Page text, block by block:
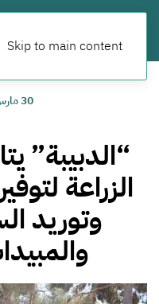
Skip to main content
30 مارس, 2023
“الدبيبة”
الزراعة
وتوريد